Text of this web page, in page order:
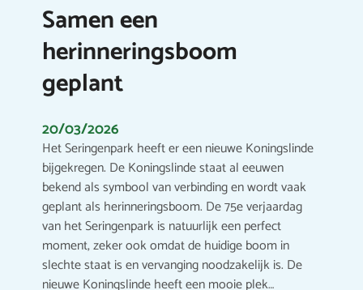
Samen een
herinneringsboom
geplant
20/03/2026
Het Seringenpark heeft er een nieuwe Koningslinde
bijgekregen. De Koningslinde staat al eeuwen
bekend als symbool van verbinding en wordt vaak
geplant als herinneringsboom. De 75e verjaardag
van het Seringenpark is natuurlijk een perfect
moment, zeker ook omdat de huidige boom in
slechte staat is en vervanging noodzakelijk is. De
nieuwe Koningslinde heeft een mooie plek…